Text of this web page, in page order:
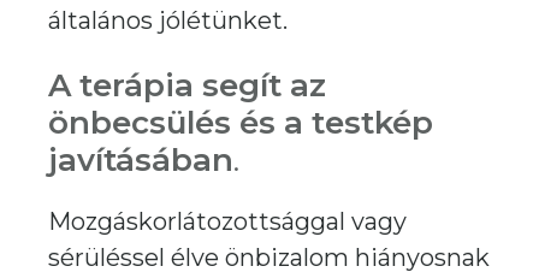
általános jólétünket.
A terápia segít az
önbecsülés és a testkép
javításában.
Mozgáskorlátozottsággal vagy
sérüléssel élve önbizalom hiányosnak